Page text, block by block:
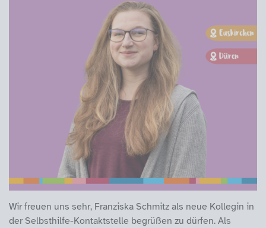
Wir freuen uns sehr, Franziska Schmitz als neue Kollegin in
der Selbsthilfe-Kontaktstelle begrüßen zu dürfen. Als